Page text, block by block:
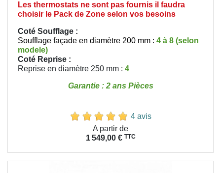
Les thermostats ne sont pas fournis il faudra
choisir le Pack de Zone selon vos besoins
Coté Soufflage :
Soufflage façade en diamètre 200 mm : 4 à 8 (selon
modele)
Coté Reprise :
Reprise en diamètre 250 mm : 4
Garantie : 2 ans Pièces
4 avis
A partir de
1 549,00 € TTC